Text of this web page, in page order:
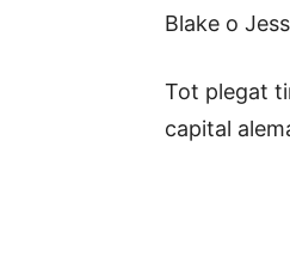
Blake o
Tot plegat
capital